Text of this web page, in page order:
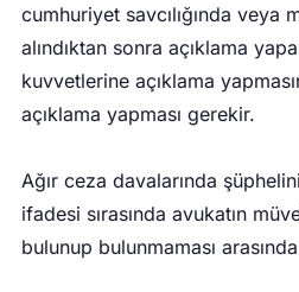
cumhuriyet savcılığında veya
alındıktan sonra açıklama
kuvvetlerine açıklama
açıklama yapması gerekir.
Ağır ceza davalarında
ifadesi sırasında avukatın
bulunup bulunmaması